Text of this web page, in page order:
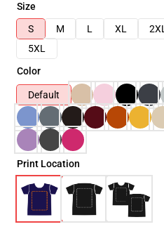
Size
S
M L XL 2XL
5XL
Color
Default
Print Location